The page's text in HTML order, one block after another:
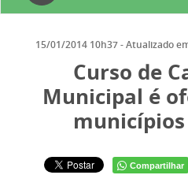
navigation
15/01/2014 10h37- Atualizado
Curso de
Municipal é
Compartilhar